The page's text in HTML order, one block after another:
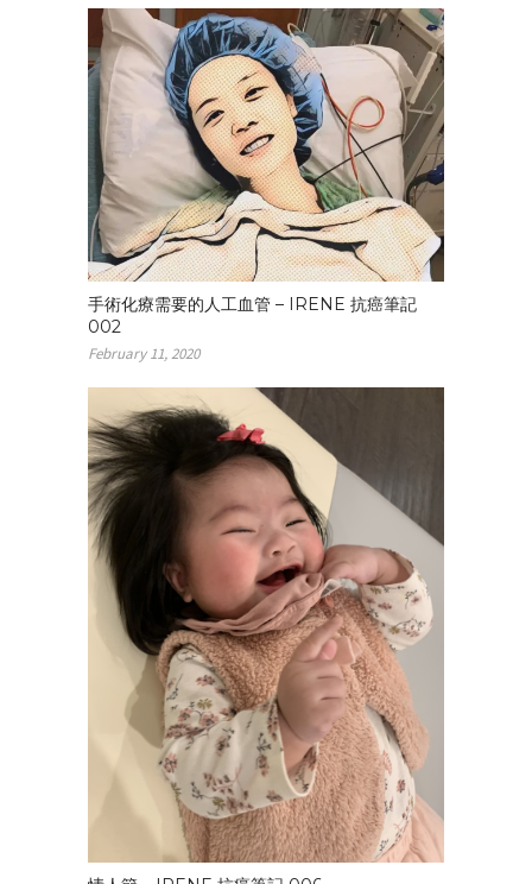
科護理師趕來阻
止，因為我在第一
次化療後肝指數飆
高到三百多（標準
值＜40），超標
七、八倍之多，必
須先安排肝臟超音
波後，再視情況進
行第二次化療。 點
滴拔除，準備離開
醫院時，我在診間
外突然一陣暈眩，
倒坐在診間外的椅
子上無法移動，接
著被推著輪椅回注
57/38，真是破了我
我輩子血壓紀錄新
低。護理師說血壓
如此低不能出院，
先吊點滴看看血壓
是否回升，若仍然
這麼低就得馬上轉
ER。幸好打了點滴
後，血壓稍為回
升，能出院回家。
這次的血壓驟降疑
似是因為早上吃了
化療的止吐藥，因
為第一次化療當天
回家時我也幾乎昏
倒，爬回床上昏
睡，於是我被禁止
使用這化療常用的
止吐藥，希望沒有
了這止吐藥還是能
順利渡過之後化療
手術化療需要的人工血管 – IRENE 抗癌筆記
002
February 11, 2020